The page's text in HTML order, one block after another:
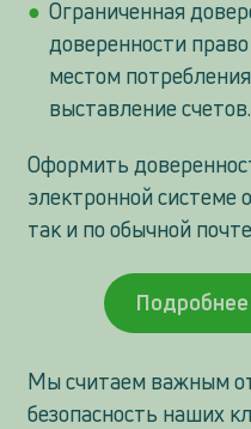
Ограниченная
доверенности
местом
выставление счетов.
Оформить
электронной системе
так и по обычной
Мы считаем важным
безопасность наших